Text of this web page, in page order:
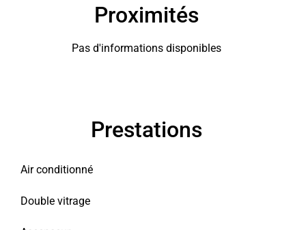
Proximités
Pas d'informations disponibles
Prestations
Air conditionné
Double vitrage